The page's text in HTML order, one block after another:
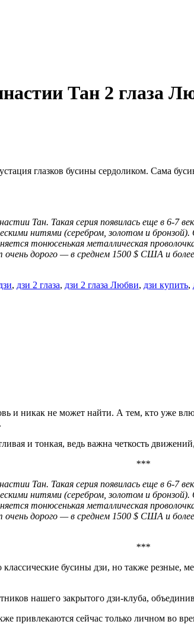
Тан 2 глаза
глазков бусины сердоликом. Сама
Тан. Такая серия появилась еще в 6-7
нитями (серебром, золотом и
тонюсенькая металлическая
дорого — в среднем 1500 $ США и
, дзи 2 глаза, дзи 2 глаза Любви, дзи купить,
и никак не может найти. А тем, кто уже
и тонкая, ведь важна четкость
***
Тан. Такая серия появилась еще в 6-7
нитями (серебром, золотом и
тонюсенькая металлическая
дорого — в среднем 1500 $ США и
***
классические бусины дзи, но также
нашего закрытого дзи-клуба,
привлекаются сейчас только личном во